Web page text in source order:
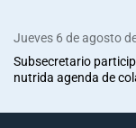
Jueves 6 de agosto
Subsecretario
nutrida agenda de